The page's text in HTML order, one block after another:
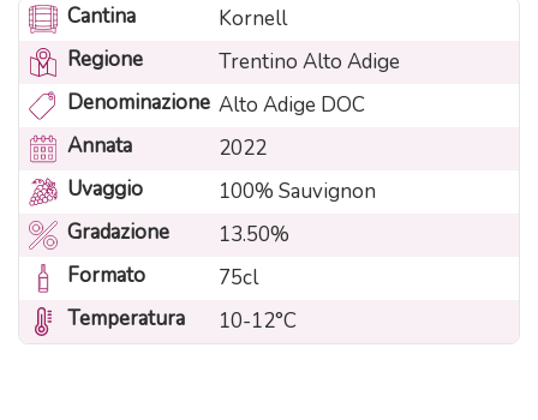
Cantina
Kornell
Regione
Trentino Alto Adige
Denominazione Alto Adige DOC
Annata
2022
Uvaggio
100% Sauvignon
Gradazione
13.50%
Formato
75cl
Temperatura
10-12°C